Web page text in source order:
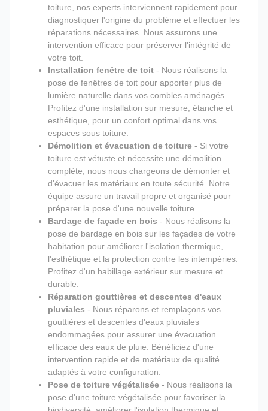
toiture, nos experts interviennent rapidement pour
diagnostiquer l'origine du problème et effectuer les
réparations nécessaires. Nous assurons une
intervention efficace pour préserver l'intégrité de
votre toit.
Installation fenêtre de toit - Nous réalisons la
pose de fenêtres de toit pour apporter plus de
lumière naturelle dans vos combles aménagés.
Profitez d'une installation sur mesure, étanche et
esthétique, pour un confort optimal dans vos
espaces sous toiture.
Démolition et évacuation de toiture - Si votre
toiture est vétuste et nécessite une démolition
complète, nous nous chargeons de démonter et
d'évacuer les matériaux en toute sécurité. Notre
équipe assure un travail propre et organisé pour
préparer la pose d'une nouvelle toiture.
Bardage de façade en bois - Nous réalisons la
pose de bardage en bois sur les façades de votre
habitation pour améliorer l'isolation thermique,
l'esthétique et la protection contre les intempéries.
Profitez d'un habillage extérieur sur mesure et
durable.
Réparation gouttières et descentes d'eaux
pluviales - Nous réparons et remplaçons vos
gouttières et descentes d'eaux pluviales
endommagées pour assurer une évacuation
efficace des eaux de pluie. Bénéficiez d'une
intervention rapide et de matériaux de qualité
adaptés à votre configuration.
Pose de toiture végétalisée - Nous réalisons la
pose d'une toiture végétalisée pour favoriser la